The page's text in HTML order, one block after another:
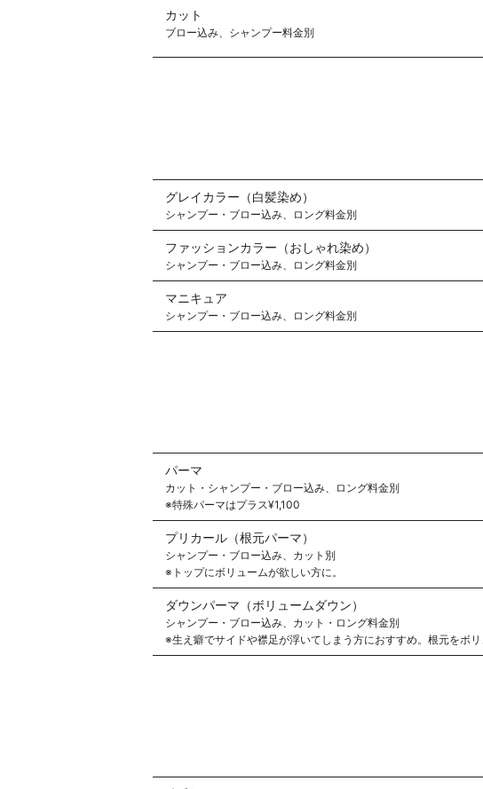
カット
ブロー込み、シャンプー料金別
グレイカラー（白髪染め）
シャンプー・ブロー込み、ロング料金別
ファッションカラー（おしゃれ染め）
シャンプー・ブロー込み、ロング料金別
マニキュア
シャンプー・ブロー込み、ロング料金別
パーマ
カット・シャンプー・ブロー込み、ロング料金別
※特殊パーマはプラス¥1,100
プリカール（根元パーマ）
シャンプー・ブロー込み、カット別
※トップにボリュームが欲しい方に。
ダウンパーマ（ボリュームダウン）
シャンプー・ブロー込み、カット・ロング料金別
※生え癖でサイドや襟足が浮いてしまう方におすすめ。根元をボリ